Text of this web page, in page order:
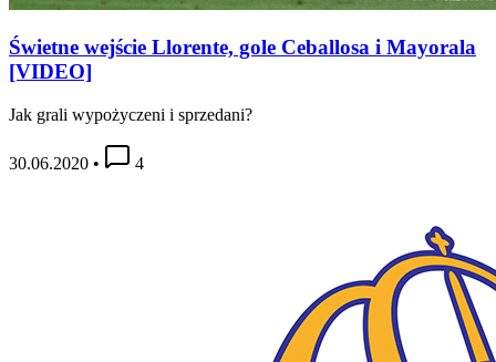
Świetne wejście Llorente, gole Ceballosa i Mayorala
[VIDEO]
Jak grali wypożyczeni i sprzedani?
30.06.2020 • 4